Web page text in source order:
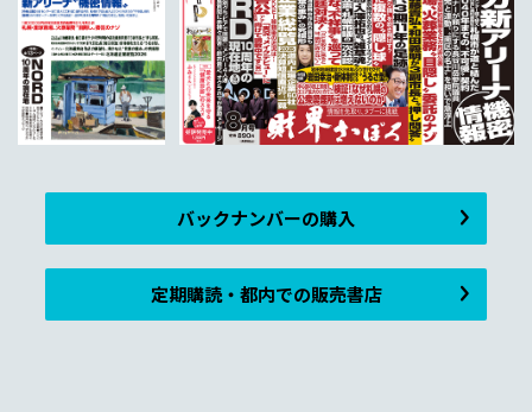
バックナンバーの購入
定期購読・都内での販売書店